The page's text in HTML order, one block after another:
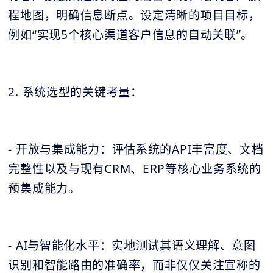
程地图，明确信息断点。设定清晰的项目目标，
例如“实现5个核心渠道客户信息的自动关联”。
2. 系统选型的关键考量：
- 开放与集成能力：评估系统的API丰富度、文档
完整性以及与现有CRM、ERP等核心业务系统的
预集成能力。
- AI与智能化水平：实地测试其语义理解、意图
识别和智能路由的准确率，而非仅仅关注宣称的